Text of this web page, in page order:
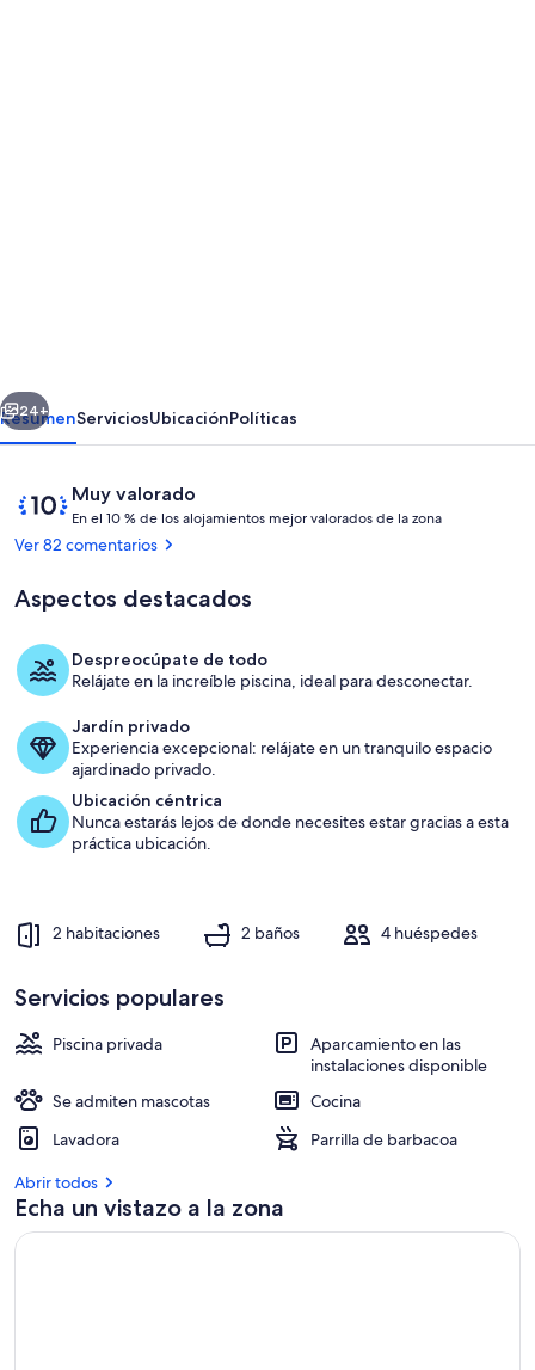
con
piscina
cerca
de
la
Piscina
Siguiente
24+
ResumenServiciosUbicaciónPolíticas
Comentarios
Muy valorado
10
de
10,
valorado
En el 10 % de los alojamientos mejor valorados de la zona
d
l
o
e
n
s
Ver 82 comentarios
Aspectos destacados
Despreocúpate de todo
Relájate en la increíble piscina, ideal para desconectar.
Jardín privado
Experiencia excepcional: relájate en un tranquilo espacio
ajardinado privado.
Ubicación céntrica
Nunca estarás lejos de donde necesites estar gracias a esta
práctica ubicación.
2 habitaciones 2 baños 4 huéspedes
Servicios populares
Piscina privada
Aparcamiento en las
instalaciones disponible
Se admiten mascotas
Cocina
Lavadora
Parrilla de barbacoa
Abrir todos
Echa un vistazo a la zona